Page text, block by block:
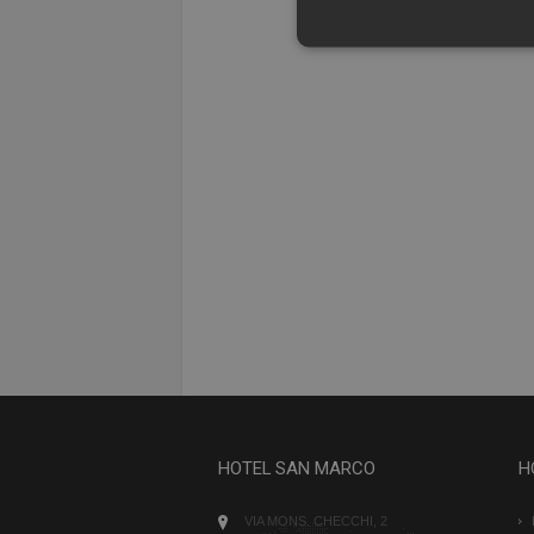
HOTEL SAN MARCO
VIA MONS. CHECCHI, 2
I cookie strettamente
CookieScriptConsent